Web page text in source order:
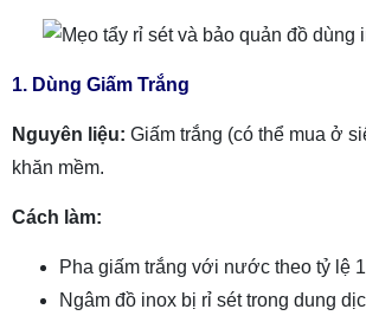
1. Dùng Giấm Trắng
Nguyên liệu: Giấm trắng (có thể mua ở
khăn mềm.
Cách làm:
Pha giấm trắng với nước theo tỷ lệ
Ngâm đồ inox bị rỉ sét trong dung